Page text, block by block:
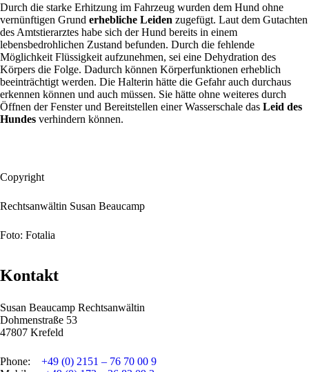
Durch die starke Erhitzung im Fahrzeug wurden dem Hund ohne
vernünftigen Grund erhebliche Leiden zugefügt. Laut dem Gutachten
des Amtstierarztes habe sich der Hund bereits in einem
lebensbedrohlichen Zustand befunden. Durch die fehlende
Möglichkeit Flüssigkeit aufzunehmen, sei eine Dehydration des
Körpers die Folge. Dadurch können Körperfunktionen erheblich
beeinträchtigt werden. Die Halterin hätte die Gefahr auch durchaus
erkennen können und auch müssen. Sie hätte ohne weiteres durch
Öffnen der Fenster und Bereitstellen einer Wasserschale das Leid des
Hundes verhindern können.
Copyright
Rechtsanwältin Susan Beaucamp
Foto: Fotalia
Kontakt
Susan Beaucamp Rechtsanwältin
Dohmenstraße 53
47807 Krefeld
Phone: +49 (0) 2151 – 76 70 00 9